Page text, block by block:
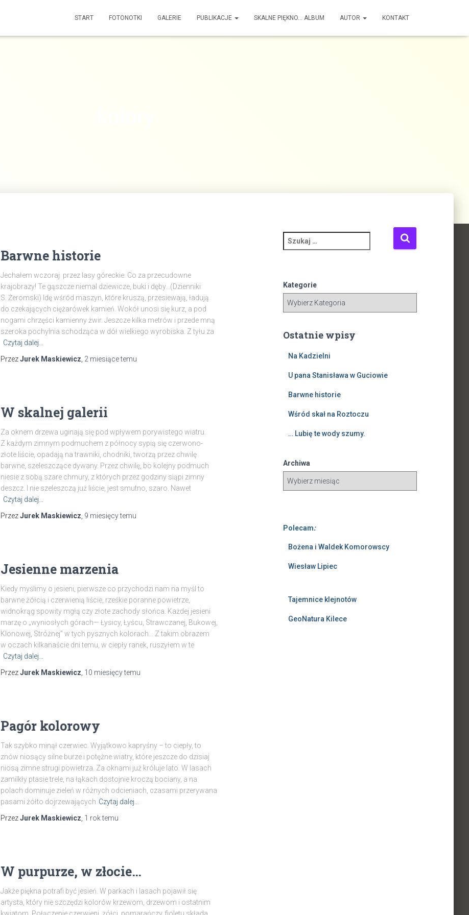
START FOTONOTKI GALERIE PUBLIKACJE SKALNE PIĘKNO… ALBUM AUTOR KONTAKT
Barwne historie
Jechałem wczoraj przez lasy góreckie. Co za przecudowne
krajobrazy! Te gąszcze niemal dziewicze, buki i dęby…(Dzienniki
S. Żeromski) Idę wśród maszyn, które kruszą, przesiewają, ładują
do czekających ciężarówek kamień. Wokół unosi się kurz, a pod
nogami chrzęści kamienny żwir. Jeszcze kilka metrów i przede mną
szeroka pochylnia schodząca w dół wielkiego wyrobiska. Z tyłu za
Czytaj dalej…
PrzezJurek Maskiewicz 2 miesiącetemu
W skalnej galerii
Za oknem drzewa uginają się pod wpływem porywistego wiatru.
Z każdym zimnym podmuchem z północy sypią się czerwono-
złote liście, opadają na trawniki, chodniki, tworzą przez chwilę
barwne, szeleszczące dywany. Przez chwilę, bo kolejny podmuch
niesie z sobą szare chmury, z których przez godziny siąpi zimny
deszcz. I nie szeleszczą już liście, jest smutno, szaro. Nawet
Czytaj dalej…
PrzezJurek Maskiewicz 9 miesięcytemu
Jesienne marzenia
Kiedy myślimy o jesieni, pierwsze co przychodzi nam na myśl to
barwne żółcią i czerwienią liście, rześkie poranne powietrze,
widnokrąg spowity mgłą czy złote zachody słońca. Każdej jesieni
marzę o „wyniosłych górach— Łysicy, Łyścu, Strawczanej, Bukowej,
Klonowej, Stróżnej” w tych pysznych kolorach… Z takim obrazem
w oczach kilkanaście dni temu, w ciepły ranek, ruszyłem w te
Czytaj dalej…
PrzezJurek Maskiewicz 10 miesięcytemu
Pagór kolorowy
Tak szybko minął czerwiec. Wyjątkowo kapryśny – to ciepły, to
znów niosący silne burze i potężne wiatry, które jeszcze do dzisiaj
niosą zimne strugi powietrza. Za oknami już króluje lato. W lasach
zamilkły ptasie trele, na łąkach dostojnie kroczą bociany, a na
polach dominuje zieleń w różnych odcieniach, czasami przerywana
pasami żółto dojrzewających Czytaj dalej…
PrzezJurek Maskiewicz 1 roktemu
W purpurze, w złocie…
Jakże piękna potrafi być jesień. W parkach i lasach pojawił się
artysta, który nie szczędzi kolorów krzewom, drzewom i ostatnim
z
a
j
Kategorie
Ostatnie wpisy
Na Kadzielni
U pana Stanisława w Guciowie
Barwne historie
Wśród skał na Roztoczu
… Lubię te wody szumy.
Archiwa
Polecam:
Bożena i Waldek Komorowscy
Wiesław Lipiec
Tajemnice klejnotów
GeoNatura Kilece